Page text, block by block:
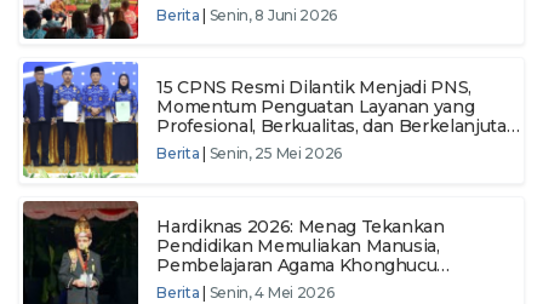
Berita| Senin, 8 Juni 2026
15 CPNS Resmi Dilantik Menjadi PNS,
Momentum Penguatan Layanan yang
Profesional, Berkualitas, dan Berkelanjutan
di Pusbimdik Khonghucu
Berita Senin, 25 Mei 2026
Hardiknas 2026: Menag Tekankan
Pendidikan Memuliakan Manusia,
Pembelajaran Agama Khonghucu
Diharapkan Terus Berkembang
Berita Senin, 4 Mei 2026